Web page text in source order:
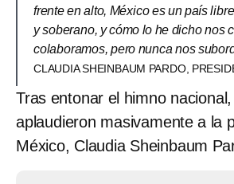
frente en alto, México es un país
y soberano, y cómo lo he dicho nos
colaboramos, pero nunca nos
CLAUDIA SHEINBAUM PARDO,
Tras entonar el himno
aplaudieron masivamente a la
México, Claudia Sheinbaum